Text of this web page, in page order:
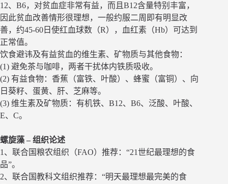
12、B6，对贫血症非常有益，而且B12含量特别丰富，
因此贫血改善情形很理想，一般约服二周即有明显改
善，约45-60日使红血球数（R），血红素（Hb）可达到
正常值。
饮食避讳及有益贫血的维生素、矿物质与其他食物：
(1) 避免茶与咖啡，两者干扰体内铁质吸收。
(2) 有益食物：香蕉（富铁、叶酸）、蜂蜜（富铜）、向
日葵籽、蛋黄、肝、芝麻等。
(3) 维生素及矿物质：有机铁、B12、B6、泛酸、叶酸、
E、C。
螺旋藻 – 组织论述
1、联合国粮农组织（FAO）推荐：“21世纪最理想的食
品”。
2、联合国教科文组织推荐：“明天最理想最完美的食